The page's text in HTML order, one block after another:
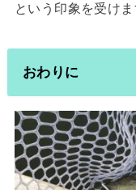
という印象を受けま
おわりに